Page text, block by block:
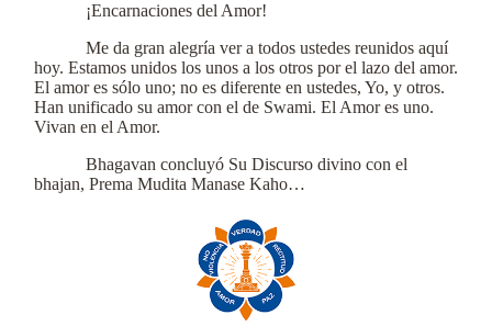
¡Encarnaciones del Amor!
Me da gran alegría ver a todos ustedes reunidos aquí
hoy. Estamos unidos los unos a los otros por el lazo del amor.
El amor es sólo uno; no es diferente en ustedes, Yo, y otros.
Han unificado su amor con el de Swami. El Amor es uno.
Vivan en el Amor.
Bhagavan concluyó Su Discurso divino con el
bhajan, Prema Mudita Manase Kaho…